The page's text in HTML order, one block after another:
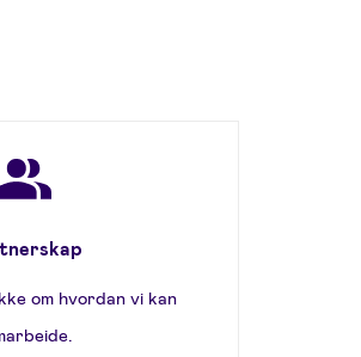
om hvordan vi kan